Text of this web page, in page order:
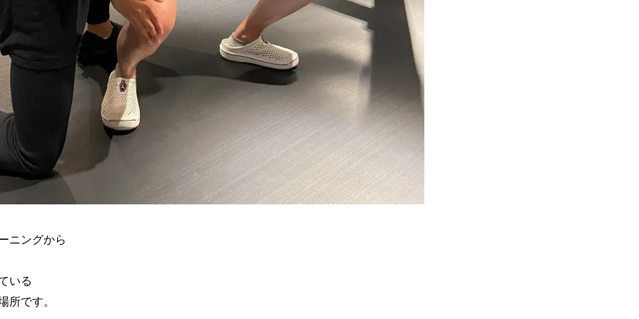
ニングから
いる
所です。